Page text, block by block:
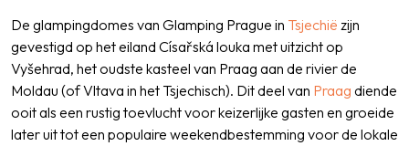
De glampingdomes van Glamping Prague in Tsjechië zijn
gevestigd op het eiland Císařská louka met uitzicht op
Vyšehrad, het oudste kasteel van Praag aan de rivier de
Moldau (of Vltava in het Tsjechisch). Dit deel van Praag diende
ooit als een rustig toevlucht voor keizerlijke gasten en groeide
later uit tot een populaire weekendbestemming voor de lokale